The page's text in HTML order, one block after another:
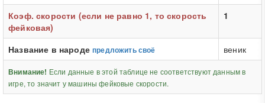
Коэф. скорости (если не равно 1, то скорость
фейковая)
1
Название в народепредложить своё веник
Внимание! Если данные в этой таблице не соответствуют данным в
игре, то значит у машины фейковые скорости.